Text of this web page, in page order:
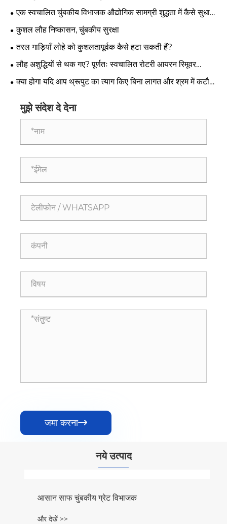
महत्वपूर्ण है?
एक स्वचालित चुंबकीय विभाजक औद्योगिक सामग्री शुद्धता में कैसे सुधार
कुशल लौह निष्कासन, चुंबकीय सुरक्षा
तरल गाड़ियाँ लोहे को कुशलतापूर्वक कैसे हटा सकती हैं?
लौह अशुद्धियों से थक गए? पूर्णतः स्वचालित रोटरी आयरन रिमूवर
आज़माएँ!
क्या होगा यदि आप थ्रूपुट का त्याग किए बिना लागत और श्रम में कटौती
मुझे संदेश दे देना
जमा करना
नये उत्पाद